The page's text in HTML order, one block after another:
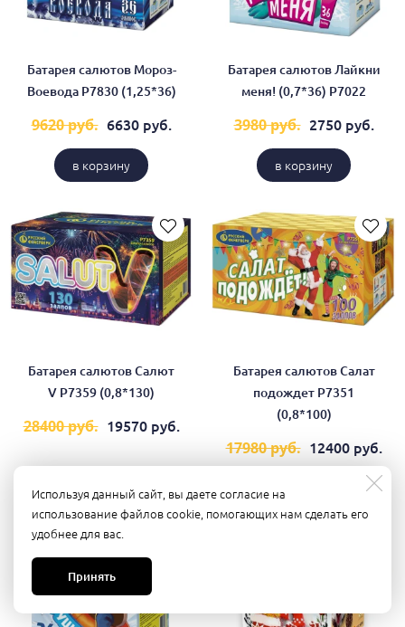
Батарея салютов Мороз-
Воевода Р7830 (1,25*36)
9620 руб. 6630 руб.
в корзину
Батарея салютов Лайкни
меня! (0,7*36) Р7022
3980 руб. 2750 руб.
в корзину
Батарея салютов Салют
V Р7359 (0,8*130)
28400 руб. 19570 руб.
в корзину
Батарея салютов Салат
подождет Р7351
(0,8*100)
17980 руб. 12400 руб.
в корзину
Новинка
Используя данный сайт, вы даете согласие на
использование файлов cookie, помогающих нам сделать его
удобнее для вас.
Принять